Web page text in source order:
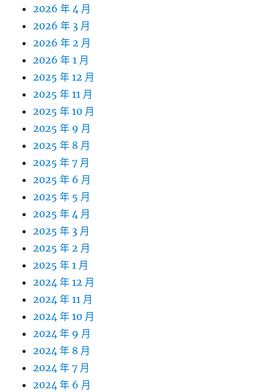
2026 年 4 月
2026 年 3 月
2026 年 2 月
2026 年 1 月
2025 年 12 月
2025 年 11 月
2025 年 10 月
2025 年 9 月
2025 年 8 月
2025 年 7 月
2025 年 6 月
2025 年 5 月
2025 年 4 月
2025 年 3 月
2025 年 2 月
2025 年 1 月
2024 年 12 月
2024 年 11 月
2024 年 10 月
2024 年 9 月
2024 年 8 月
2024 年 7 月
2024 年 6 月